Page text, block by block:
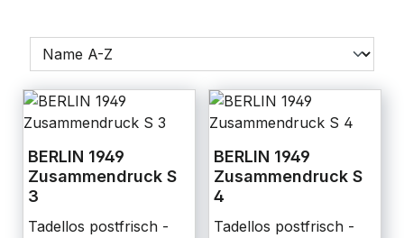
BERLIN 1949
Zusammendruck S
3
Tadellos postfrisch -
BERLIN 1949
Zusammendruck S
4
Tadellos postfrisch -